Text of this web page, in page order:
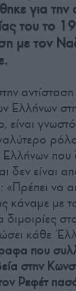
για την
του το
με τον
Ελλήνων
είναι
Ελλήνων που
δεν είναι
«Πρέπει να
κάναμε με
κάθε
που
στην
Ρεφέτ